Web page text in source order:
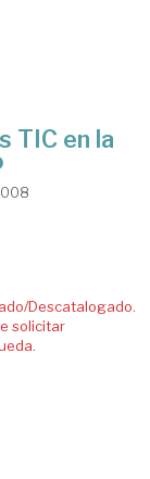
TIC en la
Descatalogado.
solicitar